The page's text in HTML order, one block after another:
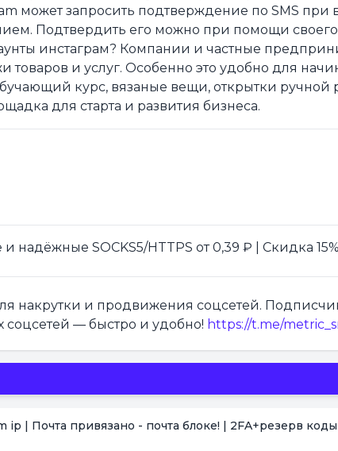
может запросить подтверждение по SMS при
Подтвердить его можно при помощи
инстаграм? Компании и частные
товаров и услуг. Особенно это удобно для
курс, вязаные вещи, открытки ручной
для старта и развития бизнеса.
и надёжные SOCKS5/HTTPS от 0,39 ₽ | Скидка
накрутки и продвижения соцсетей.
соцсетей — быстро и удобно! https://t.me/
ip | Почта привязано - почта блоке! | 2FA+резерв коды